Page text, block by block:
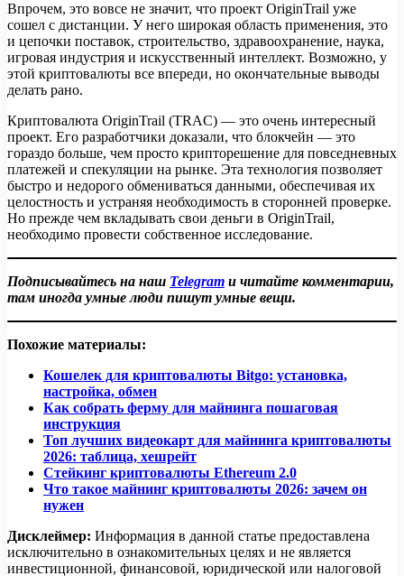
Впрочем, это вовсе не значит, что проект OriginTrail уже
сошел с дистанции. У него широкая область применения, это
и цепочки поставок, строительство, здравоохранение, наука,
игровая индустрия и искусственный интеллект. Возможно, у
этой криптовалюты все впереди, но окончательные выводы
делать рано.
Криптовалюта OriginTrail (TRAC) — это очень интересный
проект. Его разработчики доказали, что блокчейн — это
гораздо больше, чем просто крипторешение для повседневных
платежей и спекуляции на рынке. Эта технология позволяет
быстро и недорого обмениваться данными, обеспечивая их
целостность и устраняя необходимость в сторонней проверке.
Но прежде чем вкладывать свои деньги в OriginTrail,
необходимо провести собственное исследование.
Подписывайтесь на наш Telegram и читайте комментарии,
там иногда умные люди пишут умные вещи.
Похожие материалы:
Кошелек для криптовалюты Bitgo: установка,
настройка, обмен
Как собрать ферму для майнинга пошаговая
инструкция
Топ лучших видеокарт для майнинга криптовалюты
2026: таблица, хешрейт
Стейкинг криптовалюты Ethereum 2.0
Что такое майнинг криптовалюты 2026: зачем он
нужен
Дисклеймер: Информация в данной статье предоставлена
исключительно в ознакомительных целях и не является
инвестиционной, финансовой, юридической или налоговой